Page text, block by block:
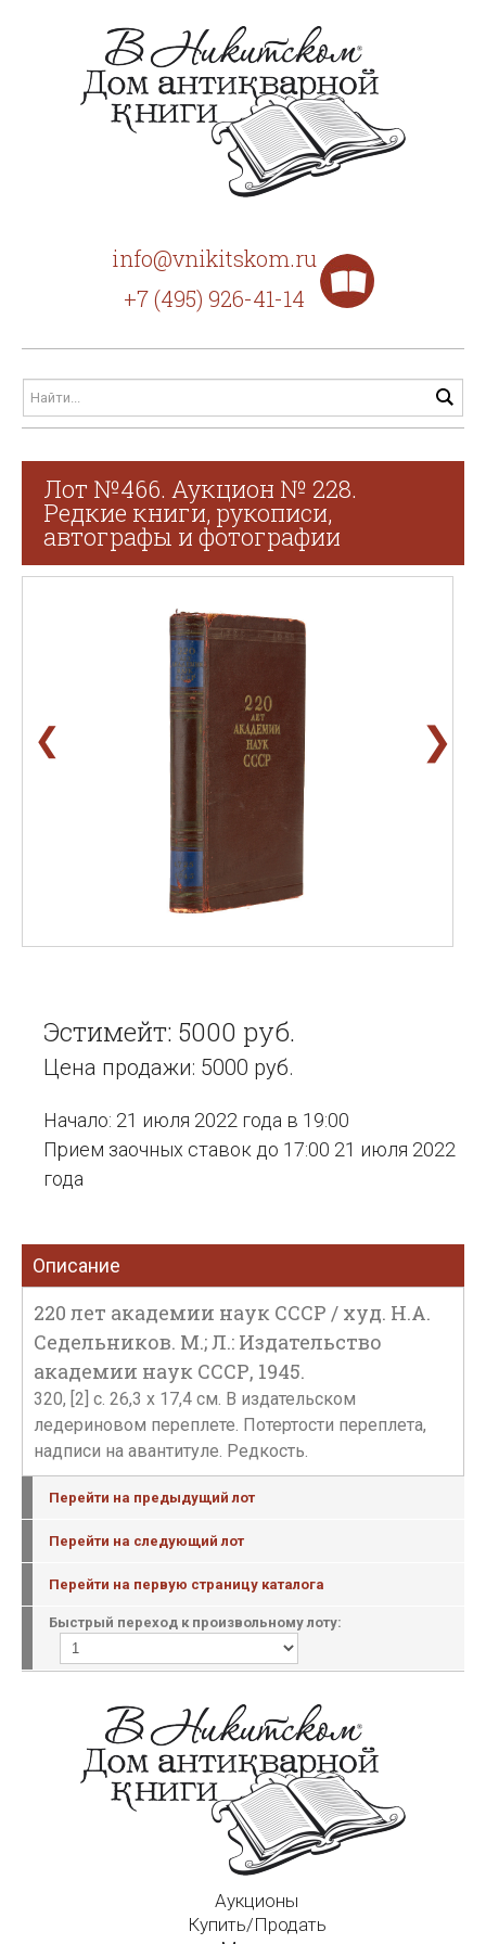
info@vnikitskom.ru
+7 (495) 926-41-14
Лот №466. Аукцион № 228.
Редкие книги, рукописи,
автографы и фотографии
❮ ❯
Эстимейт: 5000 руб.
Цена продажи: 5000 руб.
Начало: 21 июля 2022 года в 19:00
Прием заочных ставок до 17:00 21 июля 2022
года
Описание
220 лет академии наук СССР / худ. Н.А.
Седельников. М.; Л.: Издательство
академии наук СССР, 1945.
320, [2] с. 26,3 х 17,4 см. В издательском
ледериновом переплете. Потертости переплета,
надписи на авантитуле. Редкость.
Перейти на предыдущий лот
Перейти на следующий лот
Перейти на первую страницу каталога
Быстрый переход к произвольному лоту:
Аукционы
Купить/Продать